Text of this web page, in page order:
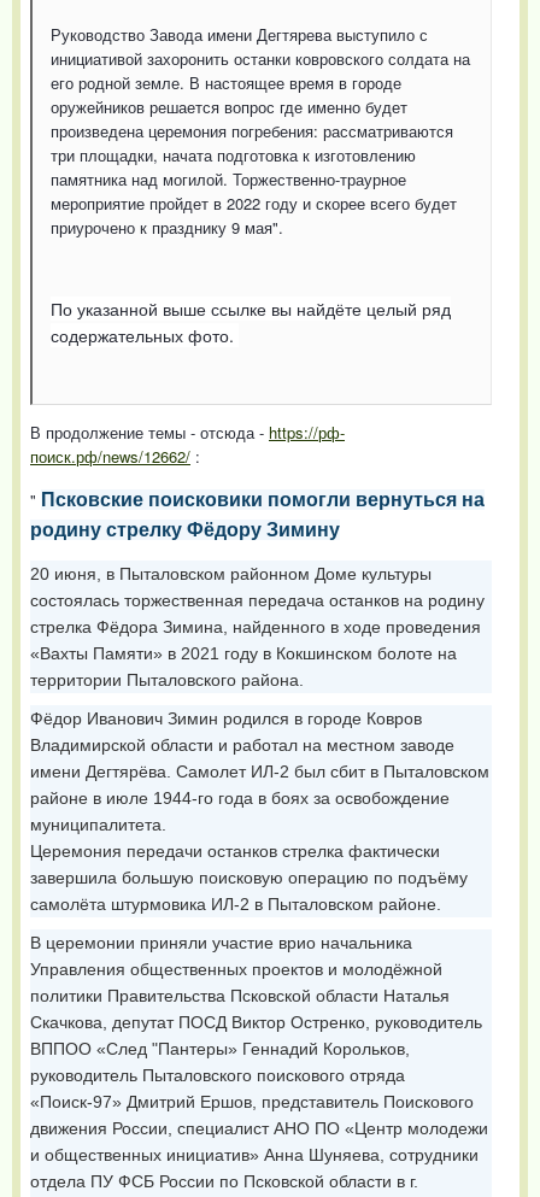
Руководство Завода имени Дегтярева выступило с
инициативой захоронить останки ковровского солдата на
его родной земле. В настоящее время в городе
оружейников решается вопрос где именно будет
произведена церемония погребения: рассматриваются
три площадки, начата подготовка к изготовлению
памятника над могилой. Торжественно-траурное
мероприятие пройдет в 2022 году и скорее всего будет
приурочено к празднику 9 мая".
По указанной выше ссылке вы найдёте целый ряд
содержательных фото.
В продолжение темы - отсюда - https://рф-
поиск.рф/news/12662/ :
" Псковские поисковики помогли вернуться на
родину стрелку Фёдору Зимину
20 июня, в Пыталовском районном Доме культуры
состоялась торжественная передача останков на родину
стрелка Фёдора Зимина, найденного в ходе проведения
«Вахты Памяти» в 2021 году в Кокшинском болоте на
территории Пыталовского района.
Фёдор Иванович Зимин родился в городе Ковров
Владимирской области и работал на местном заводе
имени Дегтярёва. Самолет ИЛ-2 был сбит в Пыталовском
районе в июле 1944-го года в боях за освобождение
муниципалитета.
Церемония передачи останков стрелка фактически
завершила большую поисковую операцию по подъёму
самолёта штурмовика ИЛ-2 в Пыталовском районе.
В церемонии приняли участие врио начальника
Управления общественных проектов и молодёжной
политики Правительства Псковской области Наталья
Скачкова, депутат ПОСД Виктор Остренко, руководитель
ВППОО «След "Пантеры» Геннадий Корольков,
руководитель Пыталовского поискового отряда
«Поиск-97» Дмитрий Ершов, представитель Поискового
движения России, специалист АНО ПО «Центр молодежи
и общественных инициатив» Анна Шуняева, сотрудники
отдела ПУ ФСБ России по Псковской области в г.